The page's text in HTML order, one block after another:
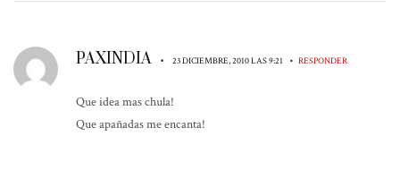
PAXINDIA • 23 DICIEMBRE, 2010 LAS 9:21 • RESPONDER
Que idea mas chula!
Que apañadas me encanta!